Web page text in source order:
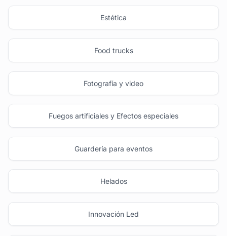
Estética
Food trucks
Fotografía y video
Fuegos artificiales y Efectos especiales
Guardería para eventos
Helados
Innovación Led